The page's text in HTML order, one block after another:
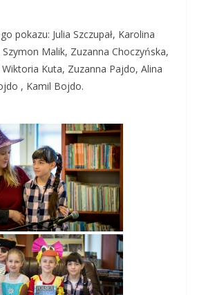
pokazu: Julia Szczupał, Karolina
Malik, Zuzanna Choczyńska,
Kuta, Zuzanna Pajdo, Alina
, Kamil Bojdo.